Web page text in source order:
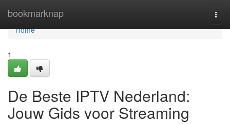
bookmarknap
Home
Home
1
De Beste IPTV Nederland:
Jouw Gids voor Streaming